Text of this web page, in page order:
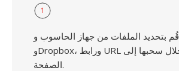
1
قُم بتحديد الملفات من جهاز الحاسوب وGoogle Drive
وDropbox، ورابط URL أو من خلال سحبها إلى
الصفحة.